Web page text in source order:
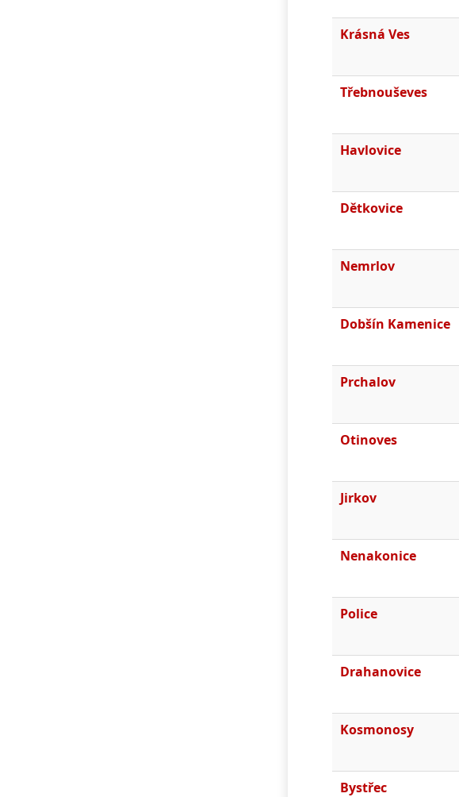
Krásná Ves
Třebnouševes
Havlovice
Dětkovice
Nemrlov
Dobšín Kamenice
Prchalov
Otinoves
Jirkov
Nenakonice
Police
Drahanovice
Kosmonosy
Bystřec